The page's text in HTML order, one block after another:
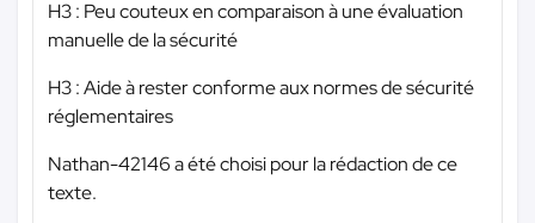
H3 : Peu couteux en comparaison à une évaluation
manuelle de la sécurité
H3 : Aide à rester conforme aux normes de sécurité
réglementaires
Nathan-42146 a été choisi pour la rédaction de ce
texte.